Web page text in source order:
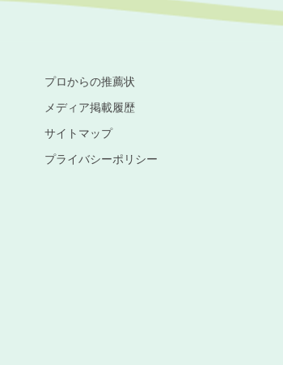
プロからの推薦状
メディア掲載履歴
サイトマップ
プライバシーポリシー